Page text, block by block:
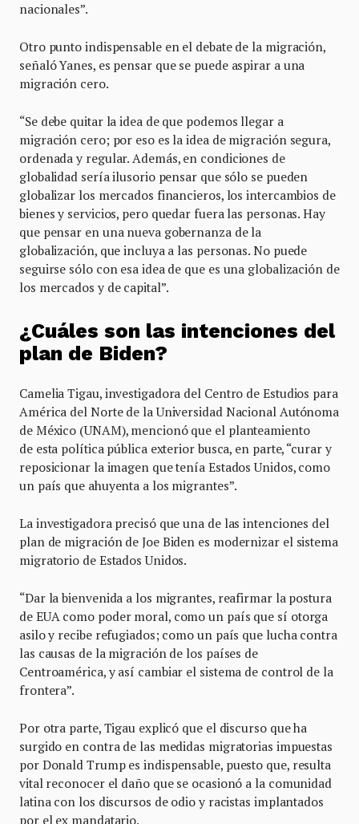
nacionales”.
Otro punto indispensable en el debate de la migración,
señaló Yanes, es pensar que se puede aspirar a una
migración cero.
“Se debe quitar la idea de que podemos llegar a
migración cero; por eso es la idea de migración segura,
ordenada y regular. Además, en condiciones de
globalidad sería ilusorio pensar que sólo se pueden
globalizar los mercados financieros, los intercambios de
bienes y servicios, pero quedar fuera las personas. Hay
que pensar en una nueva gobernanza de la
globalización, que incluya a las personas. No puede
seguirse sólo con esa idea de que es una globalización de
los mercados y de capital”.
¿Cuáles son las intenciones del
plan de Biden?
Camelia Tigau, investigadora del Centro de Estudios para
América del Norte de la Universidad Nacional Autónoma
de México (UNAM), mencionó que el planteamiento
de esta política pública exterior busca, en parte, “curar y
reposicionar la imagen que tenía Estados Unidos, como
un país que ahuyenta a los migrantes”.
La investigadora precisó que una de las intenciones del
plan de migración de Joe Biden es modernizar el sistema
migratorio de Estados Unidos.
“Dar la bienvenida a los migrantes, reafirmar la postura
de EUA como poder moral, como un país que sí otorga
asilo y recibe refugiados; como un país que lucha contra
las causas de la migración de los países de
Centroamérica, y así cambiar el sistema de control de la
frontera”.
Por otra parte, Tigau explicó que el discurso que ha
surgido en contra de las medidas migratorias impuestas
por Donald Trump es indispensable, puesto que, resulta
vital reconocer el daño que se ocasionó a la comunidad
latina con los discursos de odio y racistas implantados
por el ex mandatario.